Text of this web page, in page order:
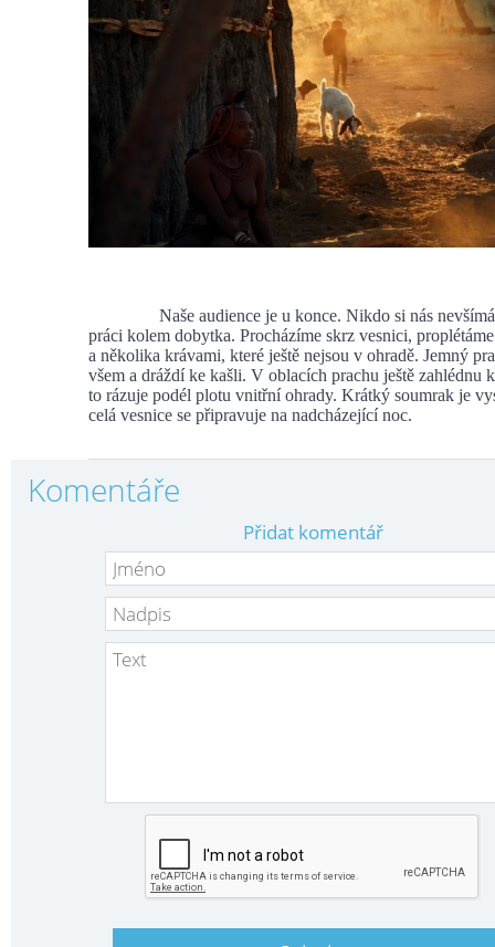
Naše audience je u konce. Nikdo si nás nevšímá,
práci kolem dobytka. Procházíme skrz vesnici,
a několika krávami, které ještě nejsou v ohradě. Jemný
všem a dráždí ke kašli. V oblacích prachu ještě zahlédnu
to rázuje podél plotu vnitřní ohrady. Krátký soumrak je
celá vesnice se připravuje na nadcházející noc.
Komentáře
Přidat komentář